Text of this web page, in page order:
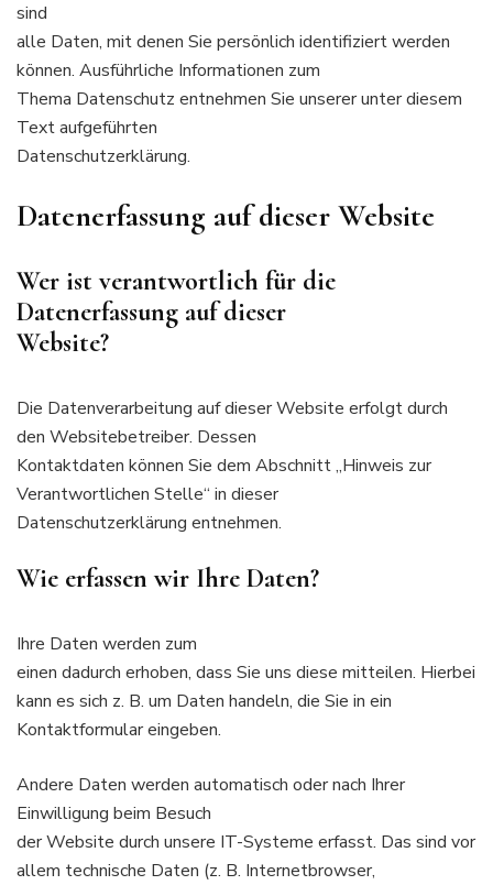
sind
alle Daten, mit denen Sie persönlich identifiziert werden
können. Ausführliche Informationen zum
Thema Datenschutz entnehmen Sie unserer unter diesem
Text aufgeführten
Datenschutzerklärung.
Datenerfassung auf dieser Website
Wer ist verantwortlich für die
Datenerfassung auf dieser
Website?
Die Datenverarbeitung auf dieser Website erfolgt durch
den Websitebetreiber. Dessen
Kontaktdaten können Sie dem Abschnitt „Hinweis zur
Verantwortlichen Stelle“ in dieser
Datenschutzerklärung entnehmen.
Wie erfassen wir Ihre Daten?
Ihre Daten werden zum
einen dadurch erhoben, dass Sie uns diese mitteilen. Hierbei
kann es sich z. B. um Daten handeln, die Sie in ein
Kontaktformular eingeben.
Andere Daten werden automatisch oder nach Ihrer
Einwilligung beim Besuch
der Website durch unsere IT-Systeme erfasst. Das sind vor
allem technische Daten (z. B. Internetbrowser,